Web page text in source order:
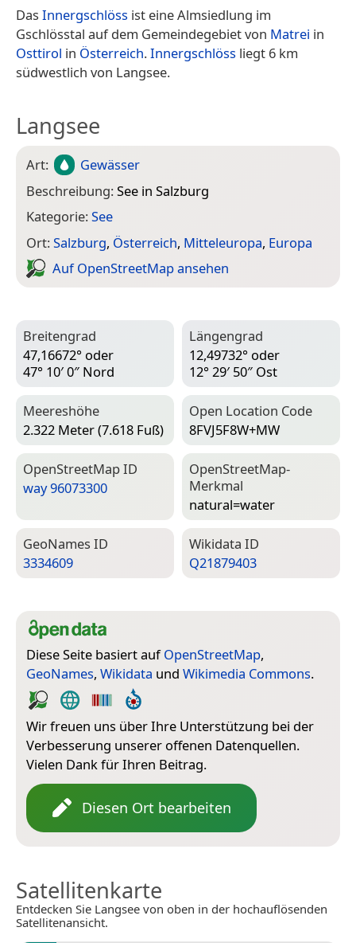
Das Innergschlöss ist eine Almsiedlung im
Gschlösstal auf dem Gemeindegebiet von Matrei in
Osttirol in Österreich.Innergschlöss liegt 6 km
südwestlich von Langsee.
Langsee
Art:
Gewässer
Beschreibung:See in Salzburg
Kategorie:See
Ort:Salzburg, Österreich, Mitteleuropa, Europa
Auf Open­Street­Map ansehen
Breitengrad
47,16672° oder
47° 10′ 0″ Nord
Längengrad
12,49732° oder
12° 29′ 50″ Ost
Meereshöhe
2.322 Meter (7.618 Fuß)
Open Location Code
8FVJ5F8W+MW
Open­Street­Map ID
way 96073300
Open­Street­Map-
Merkmal
natural=­water
Geo­Names ID
3334609
Wiki­data ID
Q21879403
Diese Seite basiert aufOpenStreetMap,
GeoNames, Wikidata und Wikimedia Commons.
Wir freuen uns über Ihre Unterstützung bei der
Verbesserung unserer offenen Datenquellen.
Vielen Dank für Ihren Beitrag.
Diesen Ort bearbeiten
Satellitenkarte
Entdecken Sie Langsee von oben in der hochauflösenden
Satellitenansicht.